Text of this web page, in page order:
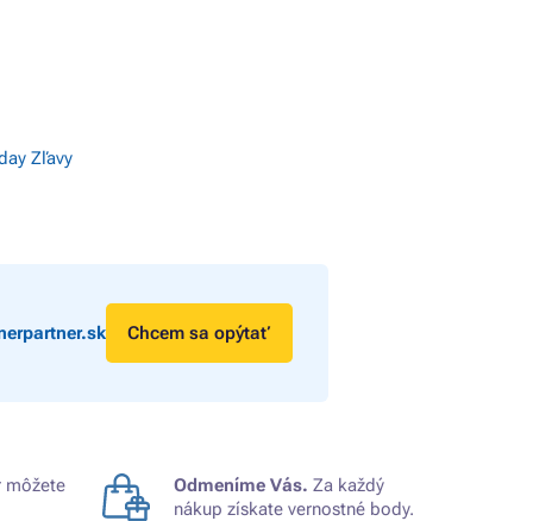
Zľavy
Chcem sa opýtať
môžete
Odmeníme Vás. Za každý
nákup získate vernostné body.